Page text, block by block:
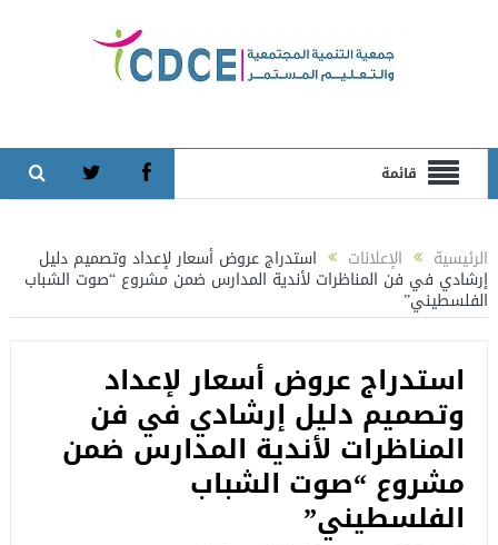
قائمة
الرئيسية الإعلانات استدراج عروض أسعار لإعداد وتصميم دليل
إرشادي في فن المناظرات لأندية المدارس ضمن مشروع “صوت الشباب
الفلسطيني”
استدراج عروض أسعار لإعداد
وتصميم دليل إرشادي في فن
المناظرات لأندية المدارس ضمن
مشروع “صوت الشباب
الفلسطيني”